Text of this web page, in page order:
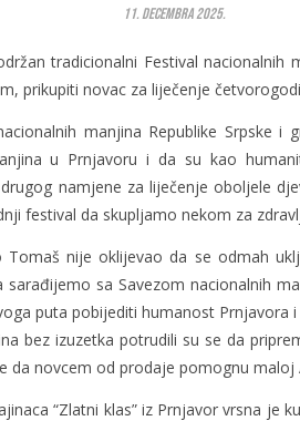
11. Decembra 2025.
tradicionalni Festival nacionalnih
prikupiti novac za liječenje
manjina Republike Srpske
u Prnjavoru i da su kao
namjene za liječenje oboljele
festival da skupljamo nekom za
Tomaš nije oklijevao da se odmah
sa Savezom nacionalnih
puta pobijediti humanost Prnjavora
bez izuzetka potrudili su se da
da novcem od prodaje pomognu
“Zlatni klas” iz Prnjavor vrsna je